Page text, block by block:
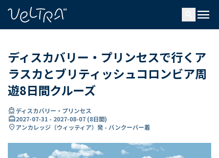
menu
ディスカバリー・プリンセスで行くア
ラスカとブリティッシュコロンビア周
遊8日間クルーズ
directions_boatディスカバリー・プリンセス
card_travel2027-07-31 - 2027-08-07 (8日間)
location_onアンカレッジ（ウィッティア）発 - バンクーバー着